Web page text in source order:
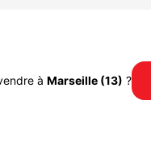
à Marseille (13) ?